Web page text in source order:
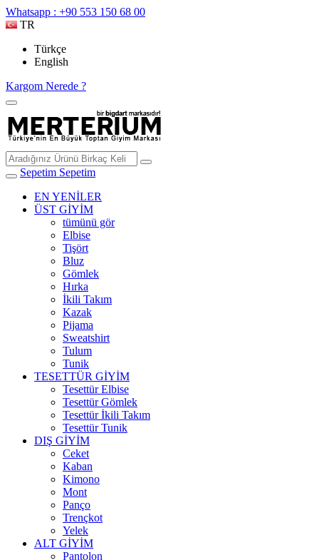
Whatsapp : +90 553 150 68 00
TR
Türkçe
English
Kargom Nerede ?
Sepetim Sepetim
EN YENİLER
ÜST GİYİM
tümünü gör
Elbise
Tişört
Bluz
Gömlek
Hırka
İkili Takım
Kazak
Pijama
Sweatshirt
Tulum
Tunik
TESETTÜR GİYİM
Tesettür Elbise
Tesettür Gömlek
Tesettür İkili Takım
Tesettür Tunik
DIŞ GİYİM
Ceket
Kaban
Kimono
Mont
Panço
Trençkot
Yelek
ALT GİYİM
Pantolon